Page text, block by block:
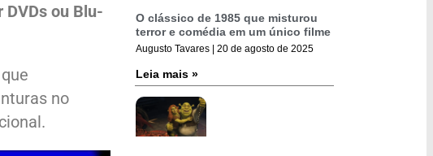
ou Blu-
no
O clássico de 1985 que misturou
terror e comédia em um único filme
Augusto Tavares 20 de agosto de 2025
Leia mais »